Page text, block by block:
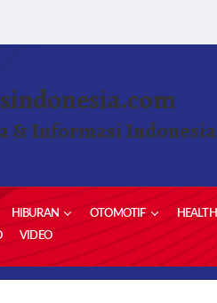
& Informasi Indonesia
HIBURAN OTOMOTIF HEALTH
VIDEO